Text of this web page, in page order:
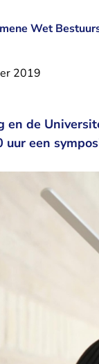
Wet
2019
en de
uur een